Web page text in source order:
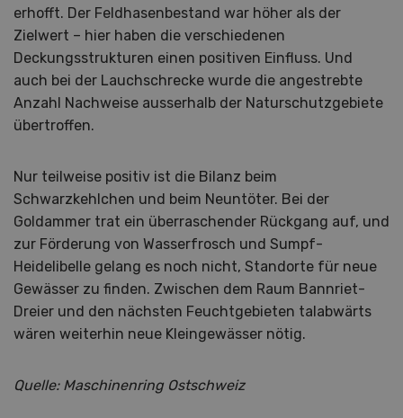
erhofft. Der Feldhasenbestand war höher als der
Zielwert – hier haben die verschiedenen
Deckungsstrukturen einen positiven Einfluss. Und
auch bei der Lauchschrecke wurde die angestrebte
Anzahl Nachweise ausserhalb der Naturschutzgebiete
übertroffen.
Nur teilweise positiv ist die Bilanz beim
Schwarzkehlchen und beim Neuntöter. Bei der
Goldammer trat ein überraschender Rückgang auf, und
zur Förderung von Wasserfrosch und Sumpf-
Heidelibelle gelang es noch nicht, Standorte für neue
Gewässer zu finden. Zwischen dem Raum Bannriet-
Dreier und den nächsten Feuchtgebieten talabwärts
wären weiterhin neue Kleingewässer nötig.
Quelle: Maschinenring Ostschweiz